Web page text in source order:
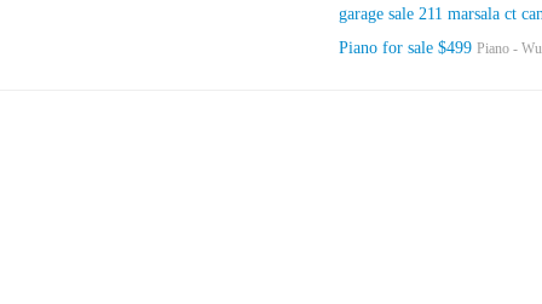
garage sale 211 marsala ct
Piano for sale $499 Piano -